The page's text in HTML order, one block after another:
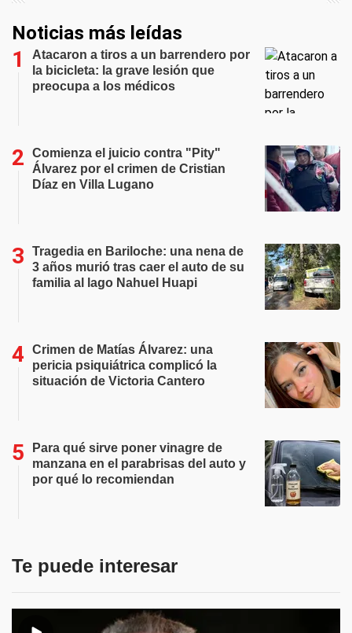
Noticias más leídas
Atacaron a tiros a un barrendero por
la bicicleta: la grave lesión que
preocupa a los médicos
Comienza el juicio contra "Pity"
Álvarez por el crimen de Cristian
Díaz en Villa Lugano
Tragedia en Bariloche: una nena de
3 años murió tras caer el auto de su
familia al lago Nahuel Huapi
Crimen de Matías Álvarez: una
pericia psiquiátrica complicó la
situación de Victoria Cantero
Para qué sirve poner vinagre de
manzana en el parabrisas del auto y
por qué lo recomiendan
Te puede interesar